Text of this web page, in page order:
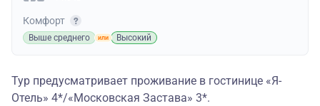
Комфорт
Выше среднего Высокий
Тур предусматривает проживание в гостинице «Я-
Отель» 4*/«Московская Застава» 3*.